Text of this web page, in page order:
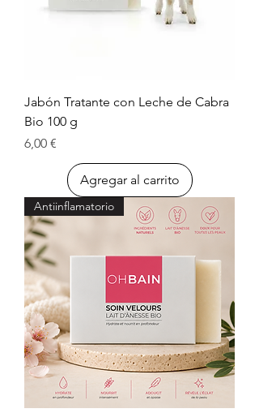
Jabón Tratante con Leche de Cabra
Bio 100 g
Precio
6,00 €
Agregar al carrito
Antiinflamatorio